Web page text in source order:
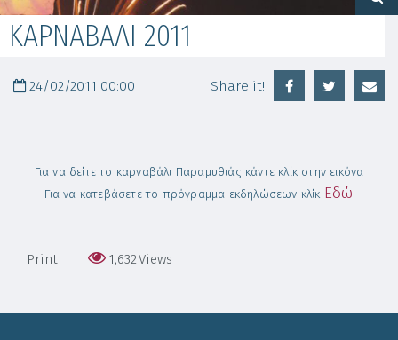
ΚΑΡΝΑΒΑΛΙ 2011
24/02/2011 00:00 Share it!
Για να δείτε το καρναβάλι Παραμυθιάς κάντε κλίκ στην εικόνα
Για να κατεβάσετε το πρόγραμμα εκδηλώσεων κλίκ Εδώ
Print 1,632Views